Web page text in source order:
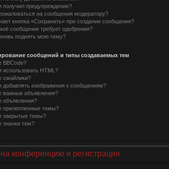
получил предупреждение?
на сообщения модератору?
кнопка «Сохранить» при создании сообщения?
сообщение требует одобрения?
поднять мою тему?
сообщений и типы создаваемых тем
BBCode?
использовать HTML?
смайлики?
добавлять изображения к сообщениям?
важные объявления?
объявления?
прилепленные темы?
закрытые темы?
значки тем?
конференцию и регистрация